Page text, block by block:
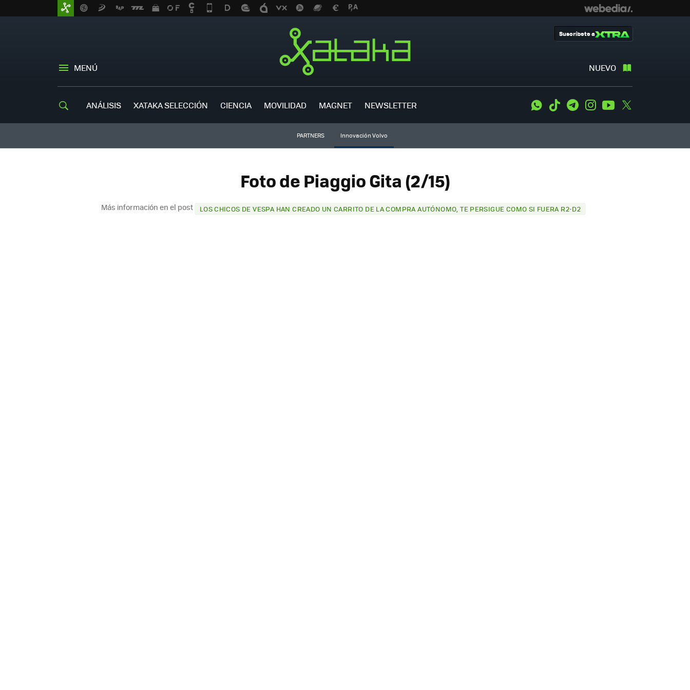
MENÚ NUEVO
Suscríbete a
ANÁLISIS XATAKA SELECCIÓN CIENCIA MOVILIDAD MAGNET NEWSLETTER WhatsApp
Tiktok TelegramInstagramYoutube
PARTNERS Innovación Volvo
Foto de Piaggio Gita (2/15)
Más información en el post LOS CHICOS DE VESPA HAN CREADO UN CARRITO DE LA COMPRA AUTÓNOMO, TE PERSIGUE COMO SI FUERA R2-D2